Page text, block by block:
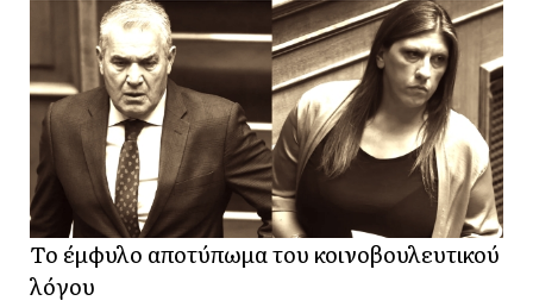
Το έμφυλο αποτύπωμα του κοινοβουλευτικού
λόγου